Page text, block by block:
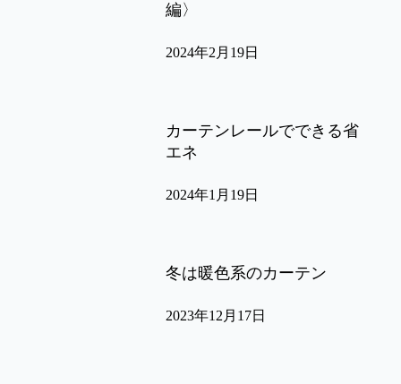
編〉
2024年2月19日
カーテンレールでできる省
エネ
2024年1月19日
冬は暖色系のカーテン
2023年12月17日